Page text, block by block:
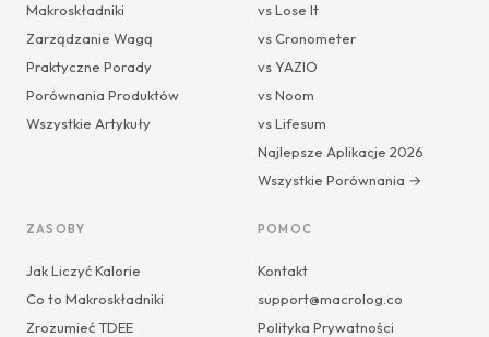
Makroskładniki
Zarządzanie Wagą
Praktyczne Porady
Porównania Produktów
Wszystkie Artykuły
vs Lose It
vs Cronometer
vs YAZIO
vs Noom
vs Lifesum
Najlepsze Aplikacje 2026
Wszystkie Porównania →
ZASOBY
Jak Liczyć Kalorie
Co to Makroskładniki
Zrozumieć TDEE
POMOC
Kontakt
support@macrolog.co
Polityka Prywatności